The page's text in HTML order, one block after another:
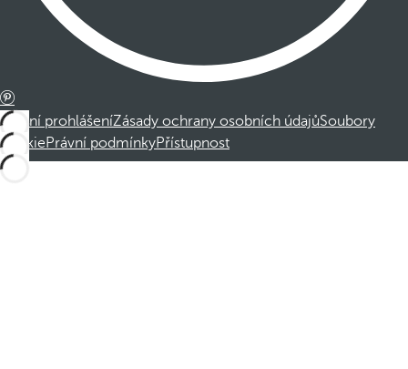
Právní prohlášeníZásady ochrany osobních údajůSoubory
cookiePrávní podmínkyPřístupnost